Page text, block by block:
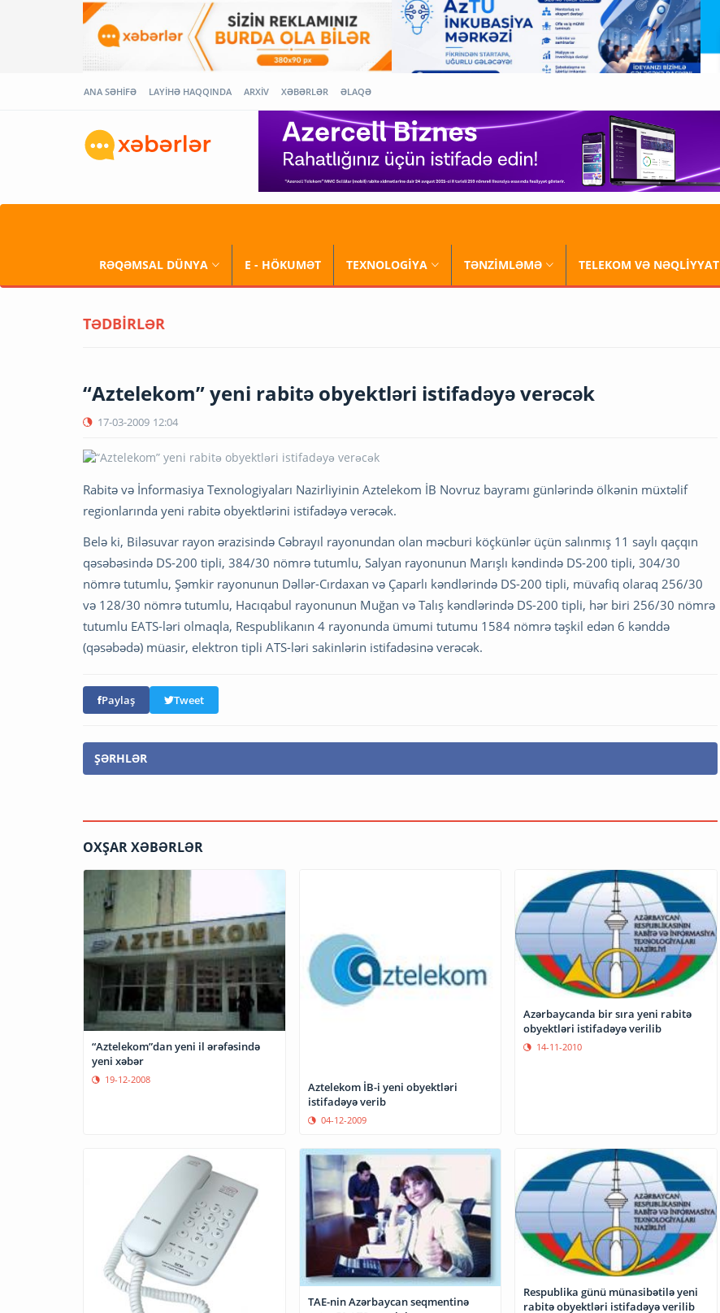
ANA SƏHİFƏ LAYİHƏ HAQQINDA ARXİV XƏBƏRLƏR ƏLAQƏ
RƏQƏMSAL DÜNYA E - HÖKUMƏT TEXNOLOGİYA TƏNZİMLƏMƏ TELEKOM VƏ NƏQLİYYAT
TƏDBİRLƏR
“Aztelekom” yeni rabitə obyektləri istifadəyə verəcək
17-03-2009 12:04
Rabitə və İnformasiya Texnologiyaları Nazirliyinin Aztelekom İB Novruz bayramı günlərində ölkənin müxtəlif
regionlarında yeni rabitə obyektlərini istifadəyə verəcək.
Belə ki, Biləsuvar rayon ərazisində Cəbrayıl rayonundan olan məcburi köçkünlər üçün salınmış 11 saylı qaçqın
qəsəbəsində DS-200 tipli, 384/30 nömrə tutumlu, Salyan rayonunun Marışlı kəndində DS-200 tipli, 304/30
nömrə tutumlu, Şəmkir rayonunun Dəllər-Cırdaxan və Çaparlı kəndlərində DS-200 tipli, müvafiq olaraq 256/30
və 128/30 nömrə tutumlu, Hacıqabul rayonunun Muğan və Talış kəndlərində DS-200 tipli, hər biri 256/30 nömrə
tutumlu EATS-ləri olmaqla, Respublikanın 4 rayonunda ümumi tutumu 1584 nömrə təşkil edən 6 kənddə
(qəsəbədə) müasir, elektron tipli ATS-ləri sakinlərin istifadəsinə verəcək.
Paylaş Tweet
ŞƏRHLƏR
OXŞAR XƏBƏRLƏR
“Aztelekom”dan yeni il ərəfəsində
yeni xəbər
19-12-2008
Aztelekom İB-i yeni obyektləri
istifadəyə verib
04-12-2009
Azərbaycanda bir sıra yeni rabitə
obyektləri istifadəyə verilib
14-11-2010
TAE-nin Azərbaycan seqmentinə
Respublika günü münasibətilə yeni
rabitə obyektləri istifadəyə verilib